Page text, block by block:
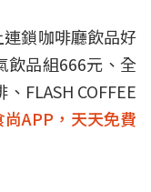
鎖咖啡廳飲品好
飲品組666元、全
FLASH COFFEE
尚APP，天天免費